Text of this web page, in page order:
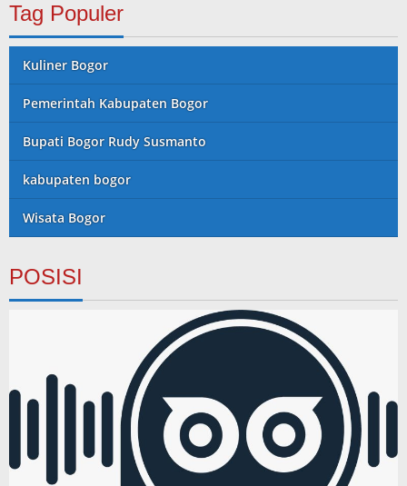
Tag Populer
Kuliner Bogor
Pemerintah Kabupaten Bogor
Bupati Bogor Rudy Susmanto
kabupaten bogor
Wisata Bogor
POSISI